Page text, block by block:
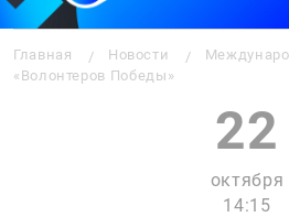
Главная Новости
«Волонтеров Победы»
22
октября
14:15